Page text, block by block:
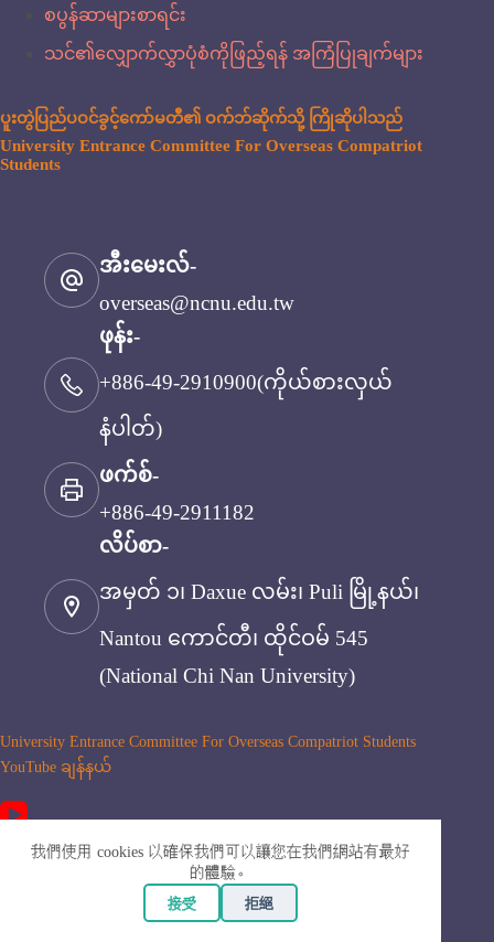
我們使用 cookies 以確保我們可以讓您在我們網站有最好
的體驗。
接受 拒絕
စပွန်ဆာများစာရင်း
သင်၏လျှောက်လွှာပုံစံကိုဖြည့်ရန် အကြံပြုချက်များ
ပူးတွဲပြည်ပဝင်ခွင့်ကော်မတီ၏ ဝက်ဘ်ဆိုက်သို့ ကြိုဆိုပါသည်
University Entrance Committee For Overseas Compatriot
Students
အီးမေးလ်-
overseas@ncnu.edu.tw
ဖုန်း-
+886-49-2910900(ကိုယ်စားလှယ်
နံပါတ်)
ဖက်စ်-
+886-49-2911182
လိပ်စာ-
အမှတ် ၁၊ Daxue လမ်း၊ Puli မြို့နယ်၊
Nantou ကောင်တီ၊ ထိုင်ဝမ် 545
(National Chi Nan University)
University Entrance Committee For Overseas Compatriot Students
YouTube ချန်နယ်
မူပိုင်ခွင့် © ၂၀၂၆ University Entrance Committee For
Overseas Compatriot Students -Creative Theme
မြန်မာစာ